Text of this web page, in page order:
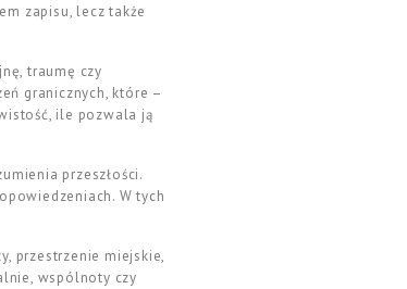
zapisu, lecz także
traumę czy
granicznych, które –
ile pozwala ją
przeszłości.
W tych
przestrzenie miejskie,
wspólnoty czy